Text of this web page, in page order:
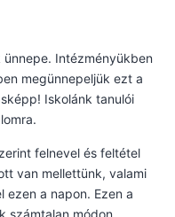
Intézményükben
megünnepeljük ezt a
Iskolánk tanulói
felnevel és feltétel
van mellettünk, valami
ezen a napon. Ezen a
számtalan módon